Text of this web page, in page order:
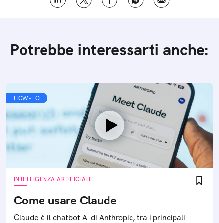
Potrebbe interessarti anche:
HOW-TO
INTELLIGENZA ARTIFICIALE
Come usare Claude
Claude è il chatbot AI di Anthropic, tra i principali